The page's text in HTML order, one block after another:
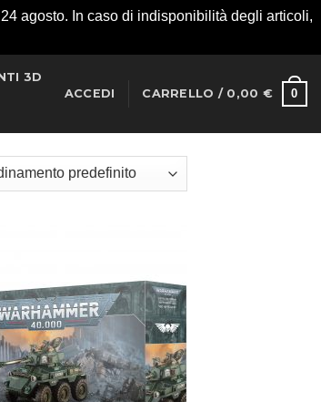
agosto. In caso di indisponibilità degli articoli,
3D
ACCEDI CARRELLO / 0,00 € 0
alla lista
dei
desideri